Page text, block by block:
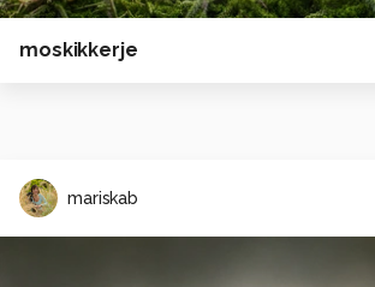
moskikkerje
mariskab